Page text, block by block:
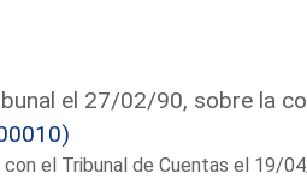
el 27/02/90, sobre la
el Tribunal de Cuentas el 19/